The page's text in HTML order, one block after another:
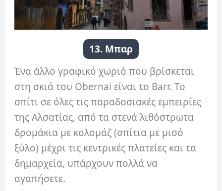
13. Μπαρ
Ένα άλλο γραφικό χωριό που βρίσκεται
στη σκιά του Obernai είναι το Barr. Το
σπίτι σε όλες τις παραδοσιακές εμπειρίες
της Αλσατίας, από τα στενά λιθόστρωτα
δρομάκια με κολομάζ (σπίτια με μισό
ξύλο) μέχρι τις κεντρικές πλατείες και τα
δημαρχεία, υπάρχουν πολλά να
αγαπήσετε.